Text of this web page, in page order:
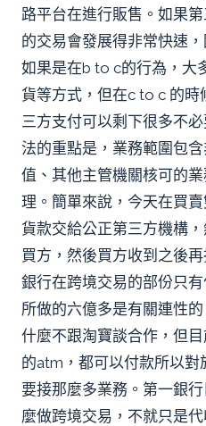
路平台在進行販售。如果
的交易會發展得非常快速
如果是在b to c的行為，大
貨等方式，但在c to c 的
三方支付可以剩下很多不
法的重點是，業務範圍包
值、其他主管機關核可的
理。簡單來說，今天在買
貨款交給公正第三方機構
買方，然後買方收到之後
銀行在跨境交易的部份只
所做的六億多是有關連性
什麼不跟淘寶談合作，但
的atm，都可以付款所以
要接那麼多業務。第一銀
麼做跨境交易，不就只是